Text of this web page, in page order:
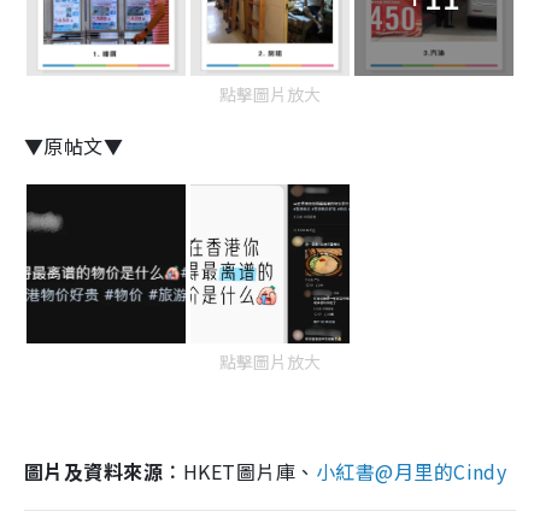
點擊圖片放大
▼原帖文▼
點擊圖片放大
圖片及資料來源︰ HKET圖片庫、 小紅書@月里的Cindy